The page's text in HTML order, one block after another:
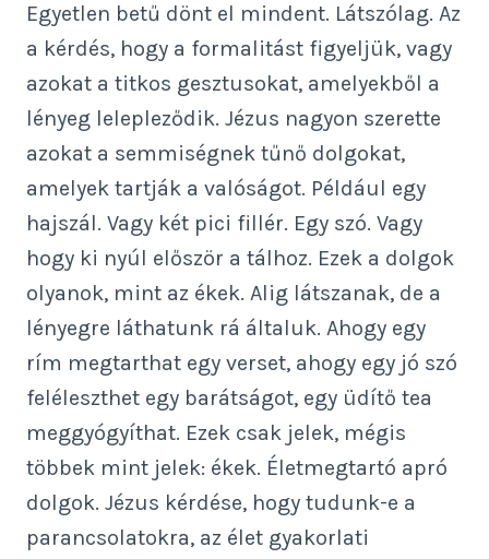
Egyetlen betű dönt el mindent. Látszólag. Az
a kérdés, hogy a formalitást figyeljük, vagy
azokat a titkos gesztusokat, amelyekből a
lényeg lelepleződik. Jézus nagyon szerette
azokat a semmiségnek tűnő dolgokat,
amelyek tartják a valóságot. Például egy
hajszál. Vagy két pici fillér. Egy szó. Vagy
hogy ki nyúl először a tálhoz. Ezek a dolgok
olyanok, mint az ékek. Alig látszanak, de a
lényegre láthatunk rá általuk. Ahogy egy
rím megtarthat egy verset, ahogy egy jó szó
feléleszthet egy barátságot, egy üdítő tea
meggyógyíthat. Ezek csak jelek, mégis
többek mint jelek: ékek. Életmegtartó apró
dolgok. Jézus kérdése, hogy tudunk-e a
parancsolatokra, az élet gyakorlati